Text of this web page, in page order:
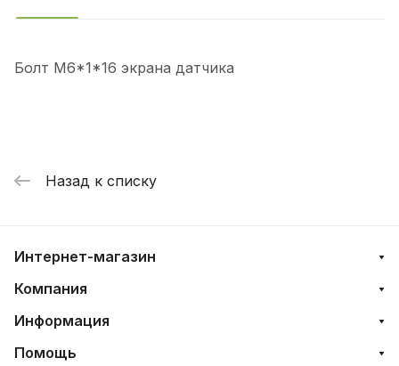
Болт М6*1*16 экрана датчика
Назад к списку
Интернет-магазин
Компания
Информация
Помощь